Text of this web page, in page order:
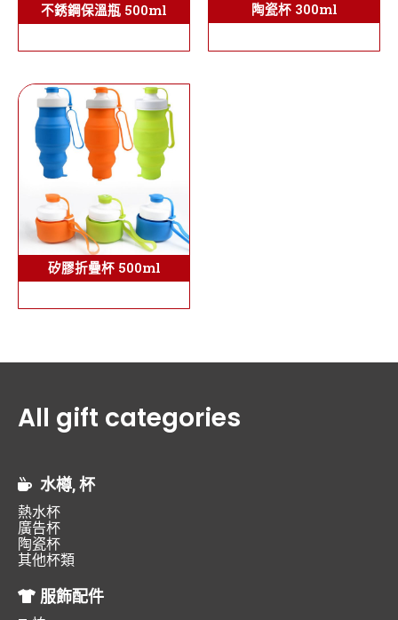
不銹鋼保溫瓶 500ml 陶瓷杯 300ml
矽膠折疊杯 500ml
All gift categories
水樽, 杯
熱水杯
廣告杯
陶瓷杯
其他杯類
服飾配件